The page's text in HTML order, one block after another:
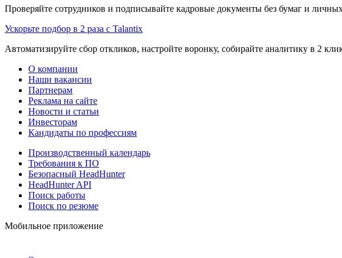
Проверяйте сотрудников и подписывайте кадровые документы без бумаг и
Ускорьте подбор в 2 раза с Talantix
Автоматизируйте сбор откликов, настройте воронку, собирайте аналитику в 2
О компании
Наши вакансии
Партнерам
Реклама на сайте
Новости и статьи
Инвесторам
Кандидаты по профессиям
Производственный календарь
Требования к ПО
Безопасный HeadHunter
HeadHunter API
Поиск работы
Поиск по резюме
Мобильное приложение